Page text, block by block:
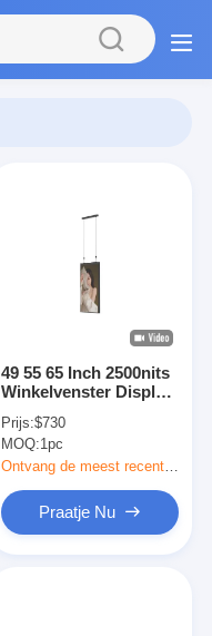
49 55 65 Inch 2500nits
Winkelvenster Display
hangend LCD-scherm
Prijs:$730
MOQ:1pc
Praatje Nu